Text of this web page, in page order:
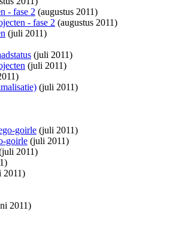
- fase 2 (augustus 2011)
- fase 2 (augustus 2011)
(juli 2011)
(juli 2011)
(juli 2011)
(juli 2011)
goirle (juli 2011)
goirle (juli 2011)
2011)
2011)
2011)